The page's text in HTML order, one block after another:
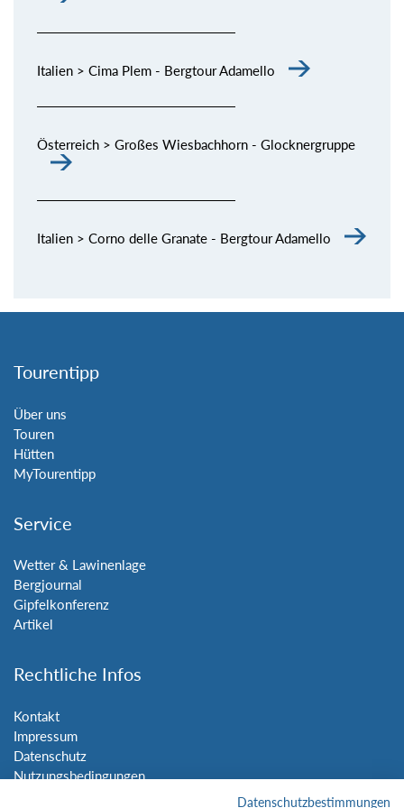
Italien > Cima Plem - Bergtour Adamello
Österreich > Großes Wiesbachhorn - Glocknergruppe
Italien > Corno delle Granate - Bergtour Adamello
Tourentipp
Über uns
Touren
Hütten
MyTourentipp
Service
Wetter & Lawinenlage
Bergjournal
Gipfelkonferenz
Artikel
Rechtliche Infos
Kontakt
Impressum
Datenschutz
Nutzungsbedingungen
Datenschutzbestimmungen